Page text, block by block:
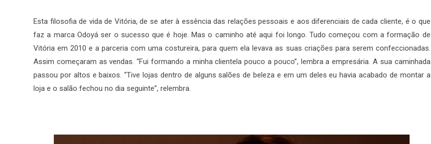
Esta filosofia de vida de Vitória, de se ater à essência das relações pessoais e aos diferenciais de cada cliente, é o que
faz a marca Odoyá ser o sucesso que é hoje. Mas o caminho até aqui foi longo. Tudo começou com a formação de
Vitória em 2010 e a parceria com uma costureira, para quem ela levava as suas criações para serem confeccionadas.
Assim começaram as vendas. “Fui formando a minha clientela pouco a pouco”, lembra a empresária. A sua caminhada
passou por altos e baixos. “Tive lojas dentro de alguns salões de beleza e em um deles eu havia acabado de montar a
loja e o salão fechou no dia seguinte”, relembra.